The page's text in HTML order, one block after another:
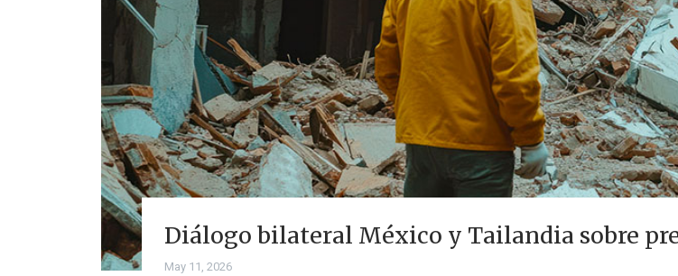
Diálogo bilateral México y Tailandia sobre
May 11, 2026